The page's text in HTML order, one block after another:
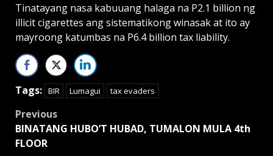
Tinatayang nasa kabuuang halaga na P2.1 billion ng
illicit cigarettes ang sistematikong winasak at ito ay
mayroong katumbas na P6.4 billion tax liability.
Tags: BIR Lumagui tax evaders
Post
navigation
Previous
BINATANG HUBO’T HUBAD, TUMALON MULA 4th
FLOOR